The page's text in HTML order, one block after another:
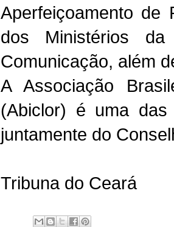
Aperfeiçoamento de
dos Ministérios da
Comunicação, além
A Associação
(Abiclor) é uma das
juntamente do
Tribuna do Ceará